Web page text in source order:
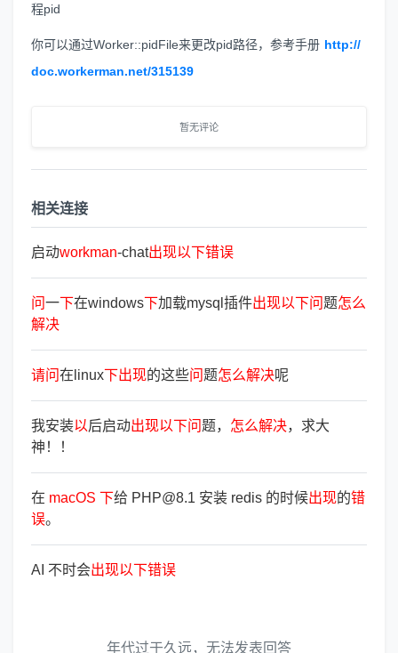
程pid
你可以通过Worker::pidFile来更改pid路径，参考手册 http://
doc.workerman.net/315139
暂无评论
相关连接
启动workman-chat出现以下错误
问一下在windows下加载mysql插件出现以下问题怎么
解决
请问在linux下出现的这些问题怎么解决呢
我安装以后启动出现以下问题， 怎么解决，求大
神！！
在 macOS 下给 PHP@8.1 安装 redis 的时候出现的错
误。
AI 不时会出现以下错误
年代过于久远，无法发表回答